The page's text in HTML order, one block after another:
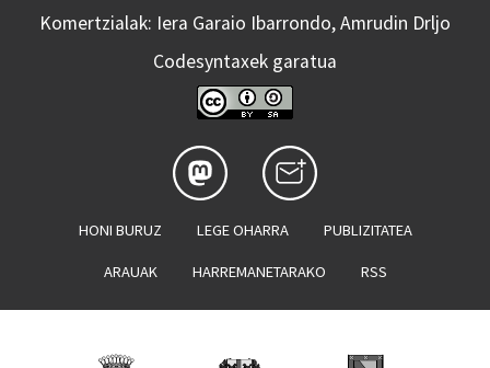
Komertzialak: Iera Garaio Ibarrondo, Amrudin Drljo
Codesyntaxek garatua
HONI BURUZ LEGE OHARRA PUBLIZITATEA
ARAUAK HARREMANETARAKO RSS